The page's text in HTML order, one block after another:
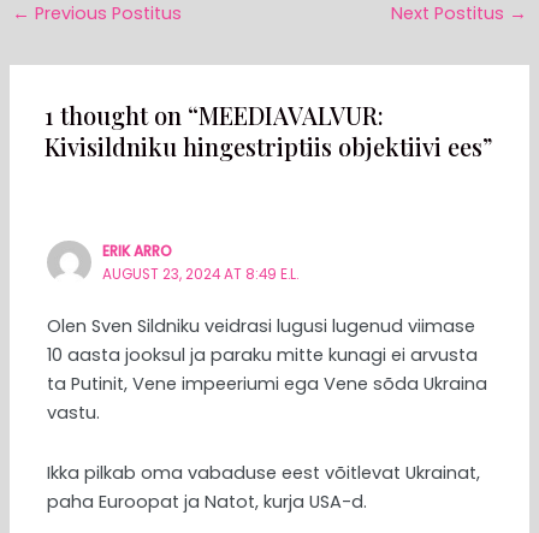
← Previous Postitus Next Postitus →
1 thought on “MEEDIAVALVUR:
Kivisildniku hingestriptiis objektiivi ees”
ERIK ARRO
AUGUST 23, 2024 AT 8:49 E.L.
Olen Sven Sildniku veidrasi lugusi lugenud viimase
10 aasta jooksul ja paraku mitte kunagi ei arvusta
ta Putinit, Vene impeeriumi ega Vene sõda Ukraina
vastu.
Ikka pilkab oma vabaduse eest võitlevat Ukrainat,
paha Euroopat ja Natot, kurja USA-d.